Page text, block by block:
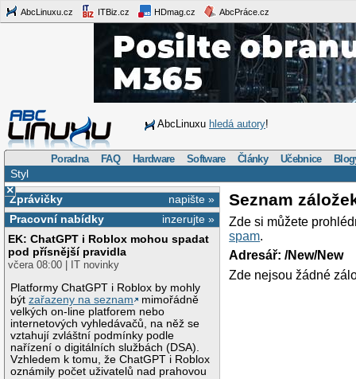
AbcLinuxu.cz ITBiz.cz HDmag.cz AbcPráce.cz
AbcLinuxu hledá autory!
Poradna FAQ Hardware Software Články Učebnice
Styl
×
napište »
Zprávičky
inzerujte »
Pracovní nabídky
EK: ChatGPT i Roblox mohou spadat
pod přísnější pravidla
včera 08:00 | IT novinky
Platformy ChatGPT i Roblox by mohly
býtzařazeny na seznam
mimořádně
velkých on-line platforem nebo
internetových vyhledávačů, na něž se
vztahují zvláštní podmínky podle
nařízení o digitálních službách (DSA).
Vzhledem k tomu, že ChatGPT i Roblox
oznámily počet uživatelů nad prahovou
Seznam
Zde si můžete
spam.
Adresář: /New/New
Zde nejsou žádné